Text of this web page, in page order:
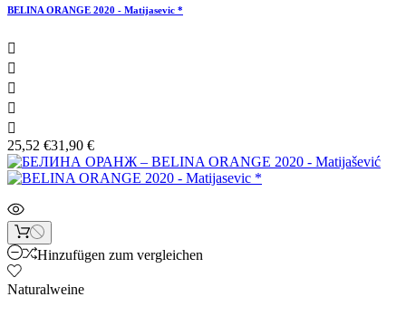
BELINA ORANGE 2020 - Matijasevic *





25,52 €31,90 €
Hinzufügen zum vergleichen
Naturalweine